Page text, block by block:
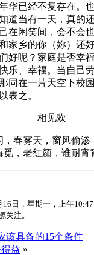
华已经不复存在。
道当有一天，真的
在闲笑间，会不会
家乡的你（妳）还
好呢？家庭是否幸
乐、幸福。当自己
同在一片天空下校
表之。
相见欢
春雾天，窗风偷渗
，老红颜，谁耐宵
日，星期一，上午10:47
关注。
该具备的15个条件
益 »